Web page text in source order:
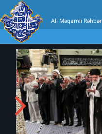
Ali Məqamlı